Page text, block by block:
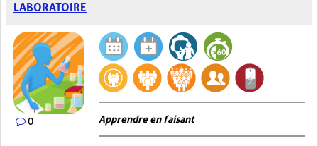
LABORATOIRE
0 Apprendre en faisant